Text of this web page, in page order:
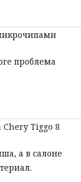
проблема
Chery Tiggo 8
а в салоне